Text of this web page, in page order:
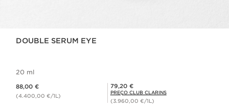
DOUBLE SERUM EYE
20 ml
88,00 €
(4.400,00 €/1L)
Preço Club Clarins 79,20 €
79,20 €
PREÇO CLUB CLARINS
(3.960,00 €/1L)